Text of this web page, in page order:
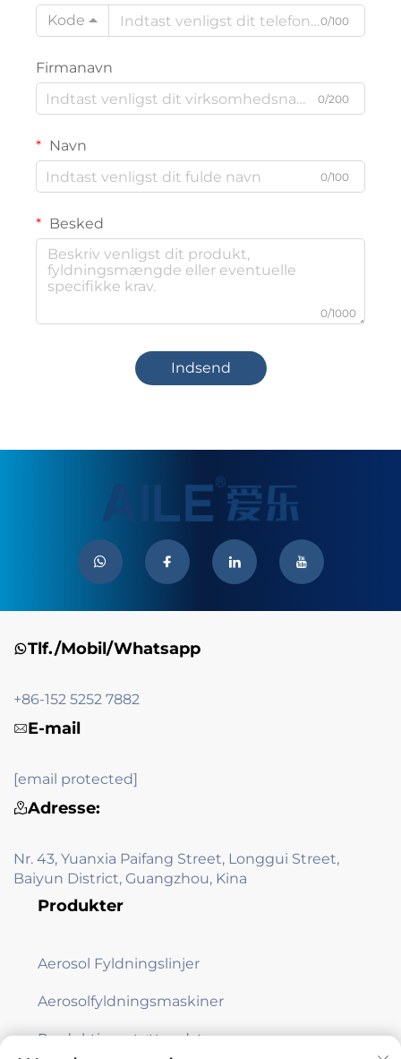
Kode
0/100
Firmanavn
0/200
Navn
0/100
Besked
0/1000
Indsend
Tlf./Mobil/Whatsapp
+86-152 5252 7882
E-mail
[email protected]
Adresse:
Nr. 43, Yuanxia Paifang Street, Longgui Street,
Baiyun District, Guangzhou, Kina
Produkter
Aerosol Fyldningslinjer
Aerosolfyldningsmaskiner
Produktionsstøtteudstyr